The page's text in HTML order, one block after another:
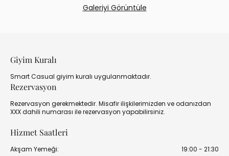
Galeriyi Görüntüle
Giyim Kuralı
Smart Casual giyim kuralı uygulanmaktadır.
Rezervasyon
Rezervasyon gerekmektedir. Misafir ilişkilerimizden ve odanızdan
XXX dahili numarası ile rezervasyon yapabilirsiniz.
Hizmet Saatleri
Akşam Yemeği: 19:00 - 21:30